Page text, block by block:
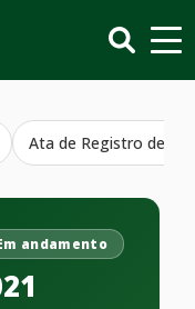
Ata de Registro de
andamento